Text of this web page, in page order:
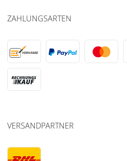
ZAHLUNGSARTEN
VERSANDPARTNER